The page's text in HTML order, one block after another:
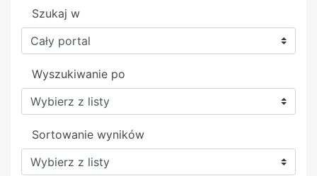
Szukaj w
Wyszukiwanie po
Sortowanie wyników